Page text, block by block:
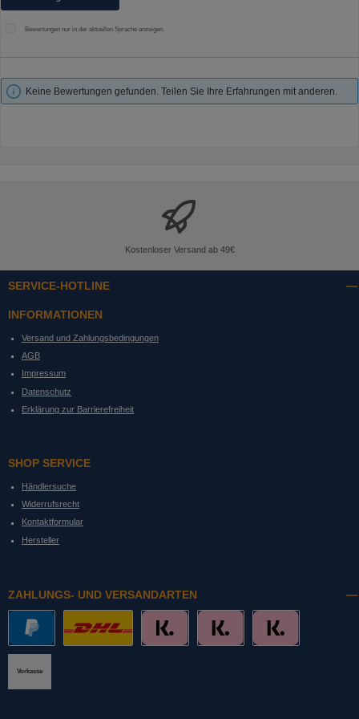
Bewertungen nur in der aktuellen Sprache anzeigen.
Keine Bewertungen gefunden. Teilen Sie Ihre Erfahrungen mit anderen.
Kostenloser Versand ab 49€
SERVICE-HOTLINE
INFORMATIONEN
Versand und Zahlungsbedingungen
AGB
Impressum
Datenschutz
Erklärung zur Barrierefreiheit
SHOP SERVICE
Händlersuche
Widerrufsrecht
Kontaktformular
Hersteller
ZAHLUNGS- UND VERSANDARTEN
Vorkasse